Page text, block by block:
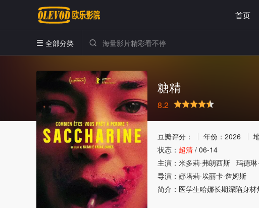
首页
 全部分类 
糖精
8.2
很差较差
还行 推荐力荐
豆瓣评分： 年份： 2026
状态： 超清 / 06-14
主演： 米多莉·弗朗西斯 玛德琳
导演： 娜塔莉·埃丽卡·詹姆斯
简介： 医学生哈娜长期深陷身